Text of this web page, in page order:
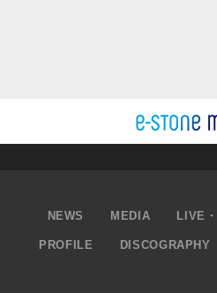
NEWS MEDIA LIVE
PROFILE DISCOGRAPHY